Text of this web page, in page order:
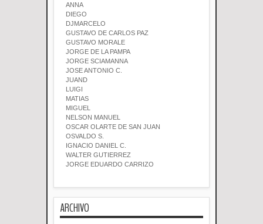
ANNA
DIEGO
DJMARCELO
GUSTAVO DE CARLOS PAZ
GUSTAVO MORALE
JORGE DE LA PAMPA
JORGE SCIAMANNA
JOSE ANTONIO C.
JUAND
LUIGI
MATIAS
MIGUEL
NELSON MANUEL
OSCAR OLARTE DE SAN JUAN
OSVALDO S.
IGNACIO DANIEL C.
WALTER GUTIERREZ
JORGE EDUARDO CARRIZO
ARCHIVO